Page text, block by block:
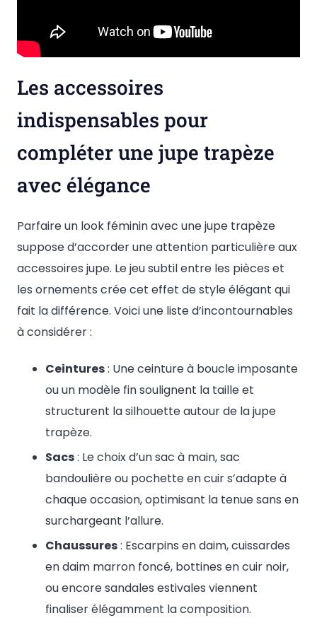
Les accessoires
indispensables pour
compléter une jupe trapèze
avec élégance
Parfaire un look féminin avec une jupe trapèze
suppose d’accorder une attention particulière aux
accessoires jupe. Le jeu subtil entre les pièces et
les ornements crée cet effet de style élégant qui
fait la différence. Voici une liste d’incontournables
à considérer :
Ceintures: Une ceinture à boucle imposante
ou un modèle fin soulignent la taille et
structurent la silhouette autour de la jupe
trapèze.
Sacs: Le choix d’un sac à main, sac
bandoulière ou pochette en cuir s’adapte à
chaque occasion, optimisant la tenue sans en
surchargeant l’allure.
Chaussures: Escarpins en daim, cuissardes
en daim marron foncé, bottines en cuir noir,
ou encore sandales estivales viennent
finaliser élégamment la composition.